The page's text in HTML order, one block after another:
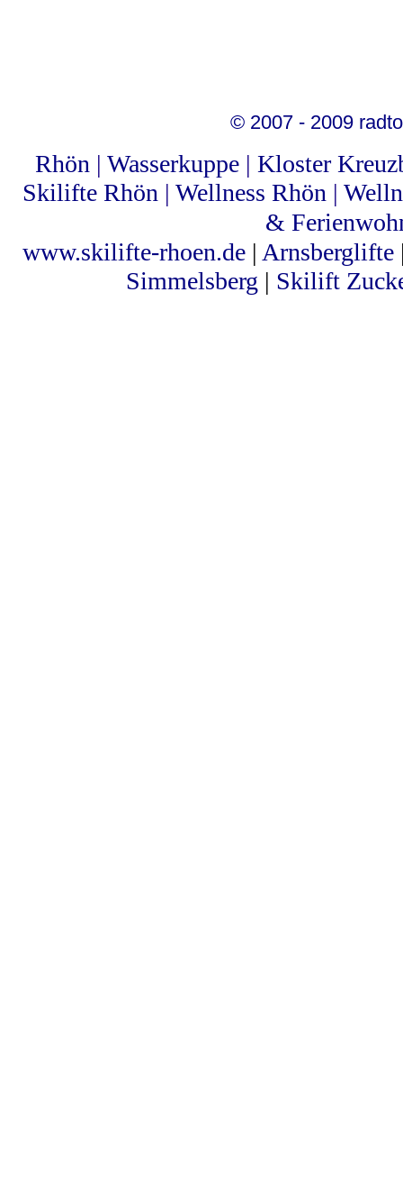
© 2007 - 2009
Rhön | Wasserkuppe | Kloster
Skilifte Rhön | Wellness Rhön |
&
www.skilifte-rhoen.de | Arnsberglifte
Simmelsberg | Skilift